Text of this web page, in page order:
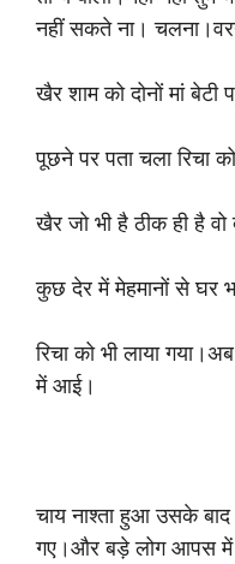
नहीं सकते ना।
खैर शाम को दोनों मां बेटी
पूछने पर पता चला रिचा
खैर जो भी है ठीक ही है वो
कुछ देर में मेहमानों से घर
रिचा को भी लाया
में आई।
चाय नाश्ता हुआ उसके
गए।और बड़े लोग आपस में